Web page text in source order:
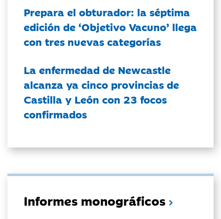
Prepara el obturador: la séptima
edición de ‘Objetivo Vacuno’ llega
con tres nuevas categorías
La enfermedad de Newcastle
alcanza ya cinco provincias de
Castilla y León con 23 focos
confirmados
Informes monográficos